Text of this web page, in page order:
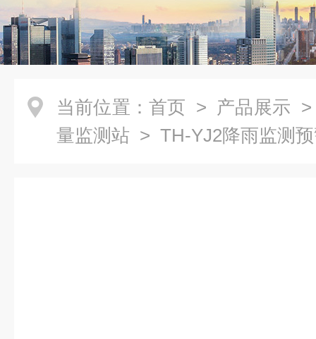
当前位置： 首页 > 产品展示
量监测站 > TH-YJ2降雨监测